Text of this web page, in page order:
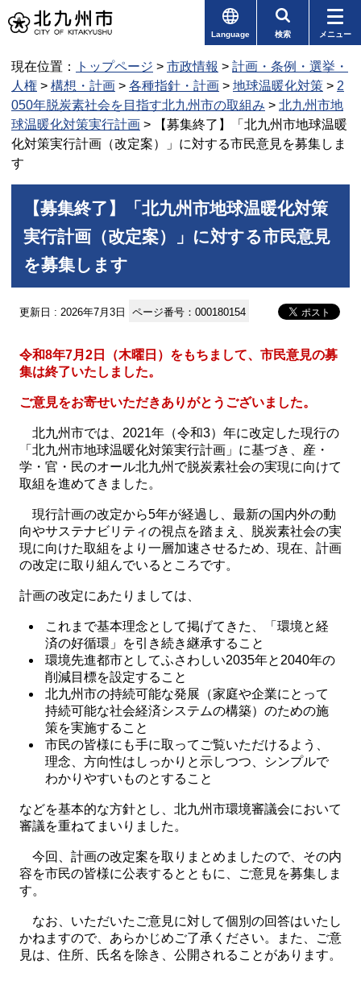
Language 検索 メニュー
現在位置： トップページ > 市政情報 > 計画・条例・選挙・
人権 > 構想・計画 > 各種指針・計画 > 地球温暖化対策 > 2
050年脱炭素社会を目指す北九州市の取組み > 北九州市地
球温暖化対策実行計画 > 【募集終了】「北九州市地球温暖
化対策実行計画（改定案）」に対する市民意見を募集しま
す
【募集終了】「北九州市地球温暖化対策
実行計画（改定案）」に対する市民意見
を募集します
更新日 : 2026年7月3日 ページ番号：000180154
令和8年7月2日（木曜日）をもちまして、市民意見の募
集は終了いたしました。
ご意見をお寄せいただきありがとうございました。
北九州市では、2021年（令和3）年に改定した現行の
「北九州市地球温暖化対策実行計画」に基づき、産・
学・官・民のオール北九州で脱炭素社会の実現に向けて
取組を進めてきました。
現行計画の改定から5年が経過し、最新の国内外の動
向やサステナビリティの視点を踏まえ、脱炭素社会の実
現に向けた取組をより一層加速させるため、現在、計画
の改定に取り組んでいるところです。
計画の改定にあたりましては、
これまで基本理念として掲げてきた、「環境と経
済の好循環」を引き続き継承すること
環境先進都市としてふさわしい2035年と2040年の
削減目標を設定すること
北九州市の持続可能な発展（家庭や企業にとって
持続可能な社会経済システムの構築）のための施
策を実施すること
市民の皆様にも手に取ってご覧いただけるよう、
理念、方向性はしっかりと示しつつ、シンプルで
わかりやすいものとすること
などを基本的な方針とし、北九州市環境審議会において
審議を重ねてまいりました。
今回、計画の改定案を取りまとめましたので、その内
容を市民の皆様に公表するとともに、ご意見を募集しま
す。
なお、いただいたご意見に対して個別の回答はいたし
かねますので、あらかじめご了承ください。また、ご意
見は、住所、氏名を除き、公開されることがあります。